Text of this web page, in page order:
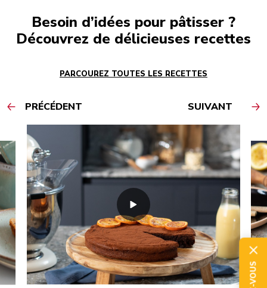
Besoin d’idées pour pâtisser ?
Découvrez de délicieuses recettes
PARCOUREZ TOUTES LES RECETTES
PRÉCÉDENT SUIVANT